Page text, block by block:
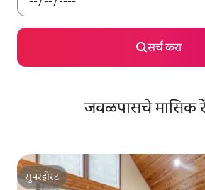
सर्च करा
जवळपासचे मासिक
सुपरहोस्ट
सुपरहोस्ट